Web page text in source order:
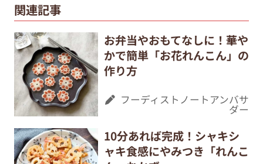
関連記事
お弁当やおもてなしに！華や
かで簡単「お花れんこん」の
作り方
フーディストノートアンバサ
ダー
10分あれば完成！シャキシ
ャキ食感にやみつき「れんこ